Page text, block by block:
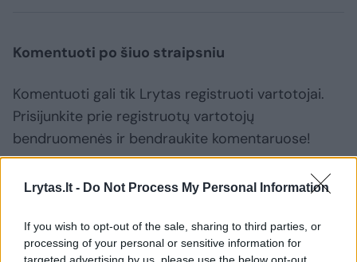
Lrytas.lt - Do Not Process My Personal Information
If you wish to opt-out of the sale, sharing to third parties, or
processing of your personal or sensitive information for
targeted advertising by us, please use the below opt-out
Komentuoti po šiuo straipsniu
Komentuoti gali tik Lrytas registruoti vartotojai.
Prisijunkite prie registruotų vartotojų
bendruomenės ir bendraukite komentaruose!
Rodyti komentarus
Prisijungti komentatoriams